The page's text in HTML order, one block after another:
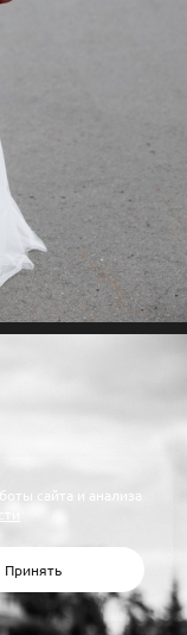
сайта и анализа
Принять